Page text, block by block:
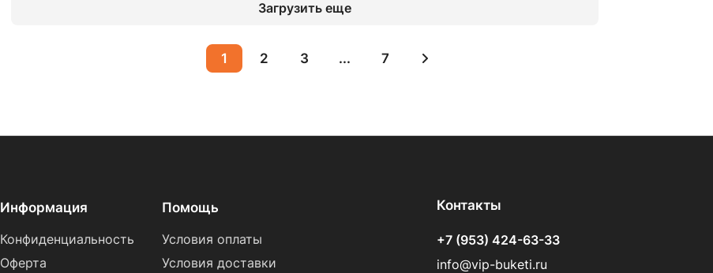
Загрузить еще
1 2 3 ... 7
Информация
Конфиденциальность
Оферта
Помощь
Условия оплаты
Условия доставки
Контакты
+7 (953) 424-63-33
info@vip-buketi.ru